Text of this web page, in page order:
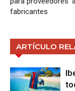
fabricantes
ARTÍCULO